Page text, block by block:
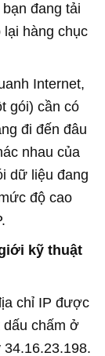
đang tải
hàng chục
Internet,
gói) cần có
đi đến đâu
nhau của
dữ liệu đang
độ cao
kỹ thuật
chỉ IP được
chấm ở